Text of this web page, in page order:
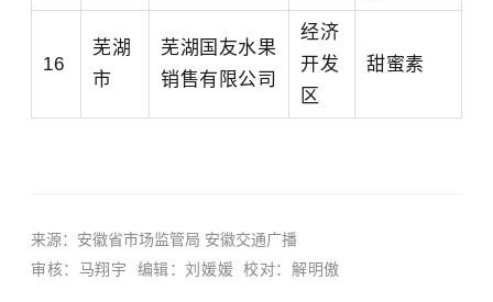
16
芜湖
市
芜湖国友水果
销售有限公司
经济
开发
区
甜蜜素
来源：安徽省市场监管局 安徽交通广播
审核：马翔宇
编辑：刘媛媛校对：解明傲